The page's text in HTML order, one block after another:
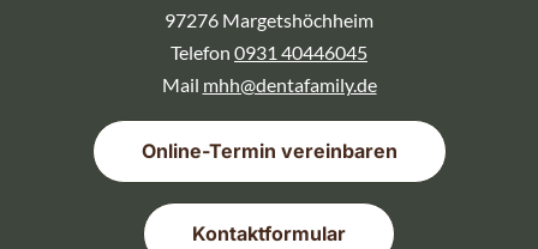
97276 Margetshöchheim
Telefon 0931 40446045
Mail mhh@dentafamily.de
Online-Termin vereinbaren
Kontaktformular